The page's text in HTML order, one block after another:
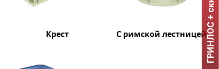
Крест С римской лестницей